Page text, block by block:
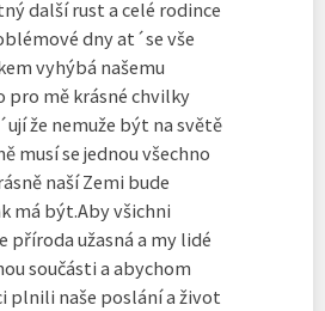
další rust a celé rodince
dny at´se vše
vyhýbá našemu
pro mě krásné chvilky
že nemuže být na světě
musí se jednou všechno
naší Zemi bude
má být.Aby všichni
příroda užasná a my lidé
součásti a abychom
plnili naše poslání a život